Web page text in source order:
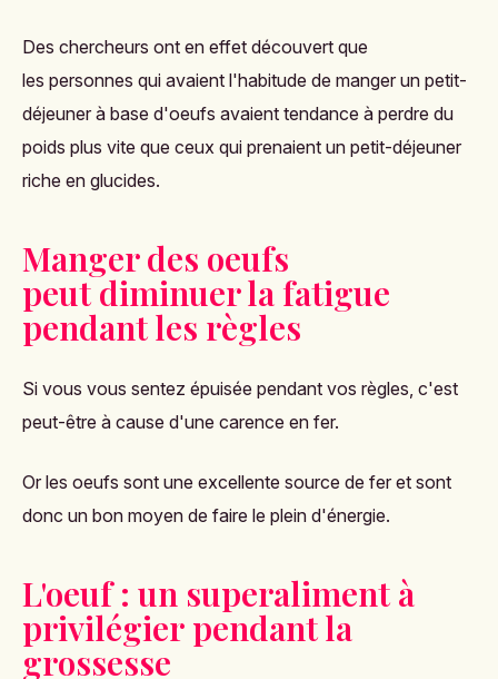
Des chercheurs ont en effet découvert que
les personnes qui avaient l'habitude de manger un petit-
déjeuner à base d'oeufs avaient tendance à perdre du
poids plus vite que ceux qui prenaient un petit-déjeuner
riche en glucides.
Manger des oeufs
peut diminuer la fatigue
pendant les règles
Si vous vous sentez épuisée pendant vos règles, c'est
peut-être à cause d'une carence en fer.
Or les oeufs sont une excellente source de fer et sont
donc un bon moyen de faire le plein d'énergie.
L'oeuf : un superaliment à
privilégier pendant la
grossesse